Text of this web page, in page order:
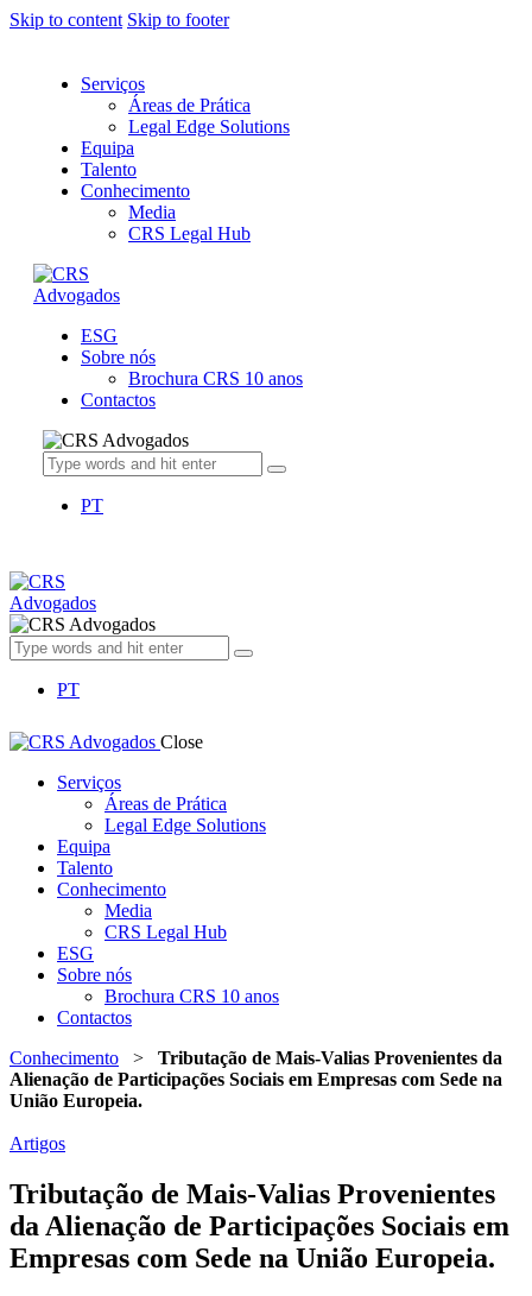
Skip to content Skip to footer
Serviços
Áreas de Prática
Legal Edge Solutions
Equipa
Talento
Conhecimento
Media
CRS Legal Hub
ESG
Sobre nós
Brochura CRS 10 anos
Contactos
PT
PT
Close
Serviços
Áreas de Prática
Legal Edge Solutions
Equipa
Talento
Conhecimento
Media
CRS Legal Hub
ESG
Sobre nós
Brochura CRS 10 anos
Contactos
Conhecimento > Tributação de Mais-Valias Provenientes da
Alienação de Participações Sociais em Empresas com Sede na
União Europeia.
Artigos
Tributação de Mais-Valias Provenientes
da Alienação de Participações Sociais em
Empresas com Sede na União Europeia.